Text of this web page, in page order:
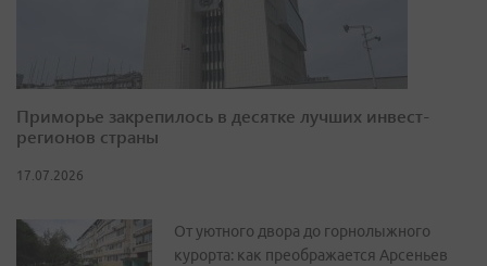
Приморье закрепилось в десятке лучших инвест-
регионов страны
17.07.2026
От уютного двора до горнолыжного
курорта: как преображается Арсеньев